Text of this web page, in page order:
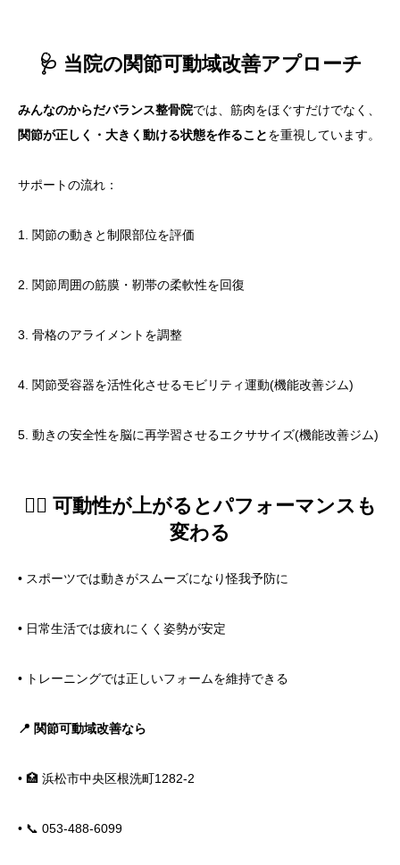
🩺 当院の関節可動域改善アプローチ
みんなのからだバランス整骨院では、筋肉をほぐすだけでなく、
関節が正しく・大きく動ける状態を作ることを重視しています。
サポートの流れ：
1. 関節の動きと制限部位を評価
2. 関節周囲の筋膜・靭帯の柔軟性を回復
3. 骨格のアライメントを調整
4. 関節受容器を活性化させるモビリティ運動(機能改善ジム)
5. 動きの安全性を脳に再学習させるエクササイズ(機能改善ジム)
🏋️‍♂️ 可動性が上がるとパフォーマンスも
変わる
• スポーツでは動きがスムーズになり怪我予防に
• 日常生活では疲れにくく姿勢が安定
• トレーニングでは正しいフォームを維持できる
📍 関節可動域改善なら
• 🏥 浜松市中央区根洗町1282-2
• 📞 053-488-6099